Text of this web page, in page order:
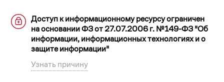
Доступ к информационному ресурсу ограничен
на основании ФЗ от 27.07.2006 г. №149-ФЗ "Об
информации, информационных технологиях и о
защите информации"
Узнать причину